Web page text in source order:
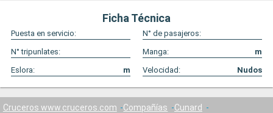
Ficha Técnica
Puesta en servicio:
N° de pasajeros:
N° tripunlates:
Manga:
m
Eslora:
m Velocidad: Nudos
Cruceros www.cruceros.com Compañías
Cunard